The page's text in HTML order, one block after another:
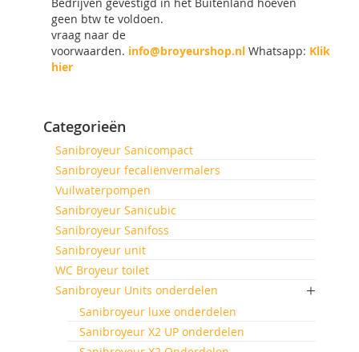
geen btw te voldoen.
vraag naar de
voorwaarden. info@broyeurshop.nl Whatsapp: Klik
hier
Categorieën
Sanibroyeur Sanicompact
Sanibroyeur fecaliënvermalers
Vuilwaterpompen
Sanibroyeur Sanicubic
Sanibroyeur Sanifoss
Sanibroyeur unit
WC Broyeur toilet
Sanibroyeur Units onderdelen
Sanibroyeur luxe onderdelen
Sanibroyeur X2 UP onderdelen